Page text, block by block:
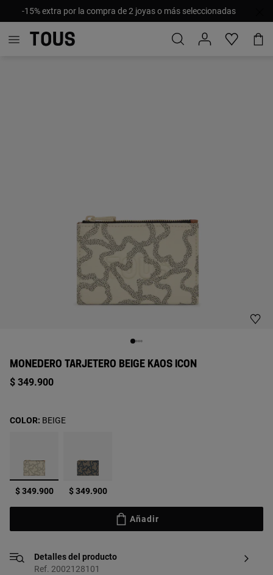
-15% extra por la compra de 2 joyas o más seleccionadas
MONEDERO TARJETERO BEIGE KAOS ICON
$ 349.900
seleccionado
$ 349.900 $ 349.900
COLOR: BEIGE
Añadir
Detalles del producto
Ref. 2002128101